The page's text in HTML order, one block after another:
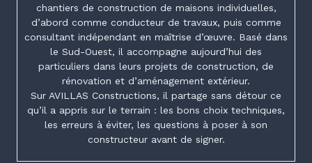
chantiers de construction de maisons individuelles,
d’abord comme conducteur de travaux, puis comme
consultant indépendant en maîtrise d’œuvre. Basé dans
le Sud-Ouest, il accompagne aujourd’hui des
particuliers dans leurs projets de construction, de
rénovation et d’aménagement extérieur.
Sur AVILLAS Constructions, il partage sans détour ce
qu’il a appris sur le terrain : les bons choix techniques,
les erreurs à éviter, les questions à poser à son
constructeur avant de signer.